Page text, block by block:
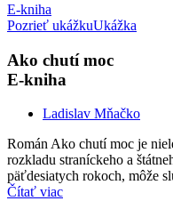
E-kniha
Pozrieť ukážkuUkážka
Ako chutí moc
E-kniha
Ladislav Mňačko
Román Ako chutí moc je
rozkladu straníckeho a
päťdesiatych rokoch, môže
Čítať viac